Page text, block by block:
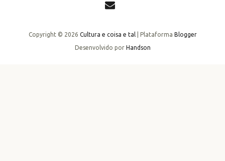
Copyright © 2026 Cultura e coisa e tal| Plataforma Blogger
Desenvolvido por Handson